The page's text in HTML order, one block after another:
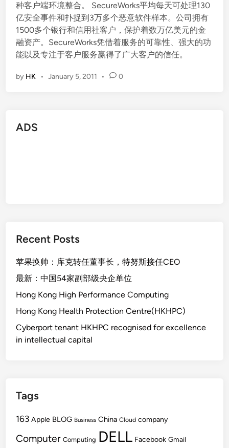
种客户端环境整合。 SecureWorks平均每天可处理130
亿安全事件和扑捉到3万多个恶意软件样本。公司拥有
1500多个银行和信用社客户，保护着数万亿美元的金
融资产。SecureWorks凭借着服务的可靠性、强大的功
能以及专注于客户服务赢得了广大客户的信任。
by HK • January 5, 2011 • 0
ADS
Recent Posts
苹果换帅：库克转任董事长，特努斯接任CEO
最新：中国54家副部级央企单位
Hong Kong High Performance Computing
Hong Kong Health Protection Centre(HKHPC)
Cyberport tenant HKHPC recognised for excellence
in intellectual capital
Tags
163 Apple BLOG Business China Cloud company
Computer Computing DELL Facebook Gmail